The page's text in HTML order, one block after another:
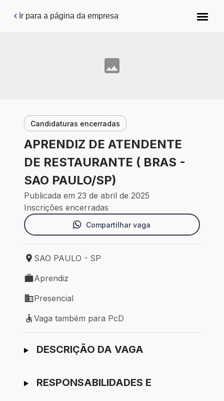
Pular para o conteúdo principal
Ir para a página da empresa
Candidaturas encerradas
APRENDIZ DE ATENDENTE
DE RESTAURANTE ( BRAS -
SAO PAULO/SP)
Publicada em 23 de abril de 2025
Inscrições encerradas
Compartilhar vaga
Local de trabalho: SAO PAULO - SP
SAO PAULO - SP
Tipo de vaga: Aprendiz
Aprendiz
Modelo de trabalho: Presencial
Presencial
Vaga também para PcD
Vaga também para PcD
Ir para candidatura
DESCRIÇÃO DA VAGA
RESPONSABILIDADES E